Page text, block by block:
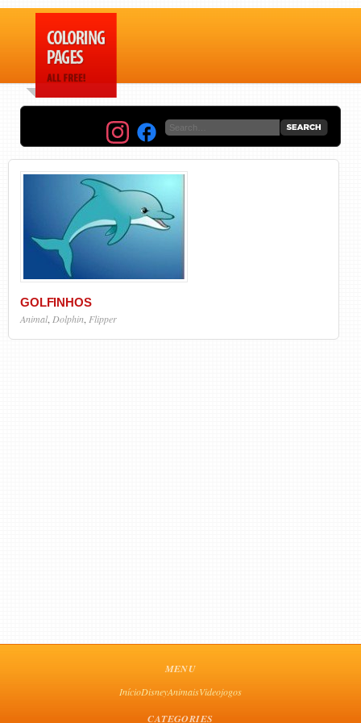
GOLFINHOS
Animal, Dolphin Flipper
MENU
InícioDisneyAnimaisVideojogos
CATEGORIES